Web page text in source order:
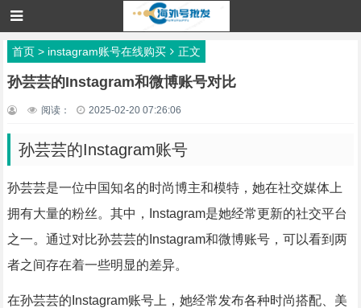
首页> instagram账号在线购买 正文
孙芸芸的Instagram和微博账号对比
阅读： 2025-02-20 07:26:06
孙芸芸的Instagram账号
孙芸芸是一位中国知名的时尚博主和模特，她在社交媒体上
拥有大量的粉丝。其中，Instagram是她经常更新的社交平台
之一。通过对比孙芸芸的Instagram和微博账号，可以看到两
者之间存在着一些明显的差异。
在孙芸芸的Instagram账号上，她经常发布各种时尚搭配、美